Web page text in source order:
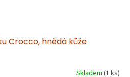
Crocco, hnědá kůže
Skladem (1 ks)